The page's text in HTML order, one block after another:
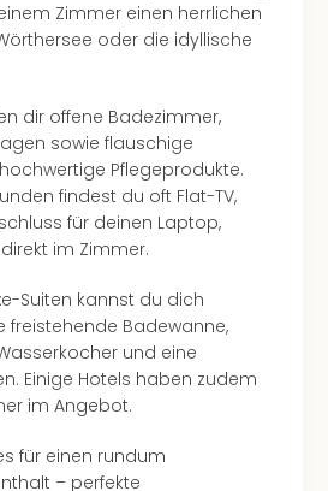
Zimmer einen herrlichen
oder die idyllische
dir offene Badezimmer,
sowie flauschige
Pflegeprodukte.
findest du oft Flat-TV,
für deinen Laptop,
im Zimmer.
Suiten kannst du dich
freistehende Badewanne,
und eine
Einige Hotels haben zudem
im Angebot.
für einen rundum
– perfekte